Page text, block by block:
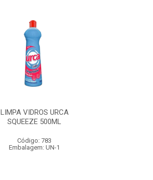
LIMPA VIDROS URCA
SQUEEZE 500ML
Código: 783
Embalagem: UN-1